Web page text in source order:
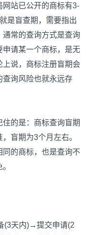
站已公开的商标有3-
是盲查期，需要指出
常的查询方式是查询
请某一个商标，是无
说，商标注册盲期会
查询风险也就永远存
的是：商标查询盲期
盲期为3个月左右。
的商标，也是查询不
天内)→提交申请(2